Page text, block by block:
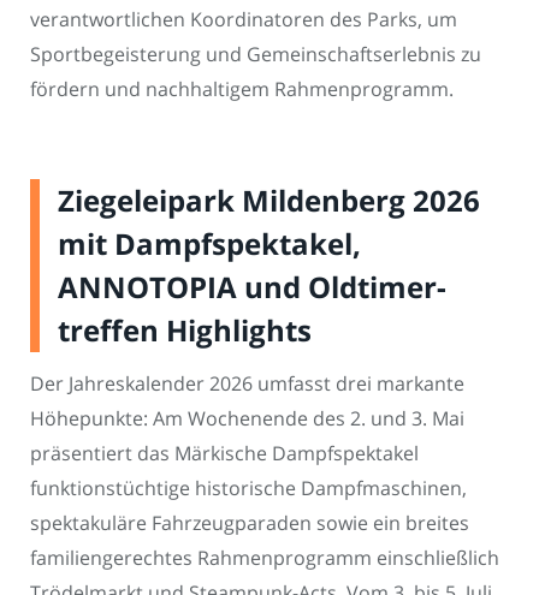
verantwortlichen Koordinatoren des Parks, um
Sportbegeisterung und Gemeinschaftserlebnis zu
fördern und nachhaltigem Rahmenprogramm.
Ziegeleipark Mildenberg 2026
mit Dampfspektakel,
ANNOTOPIA und Oldtimer­
treffen Highlights
Der Jahreskalender 2026 umfasst drei markante
Höhepunkte: Am Wochenende des 2. und 3. Mai
präsentiert das Märkische Dampfspektakel
funktionstüchtige historische Dampfmaschinen,
spektakuläre Fahrzeugparaden sowie ein breites
familiengerechtes Rahmenprogramm einschließlich